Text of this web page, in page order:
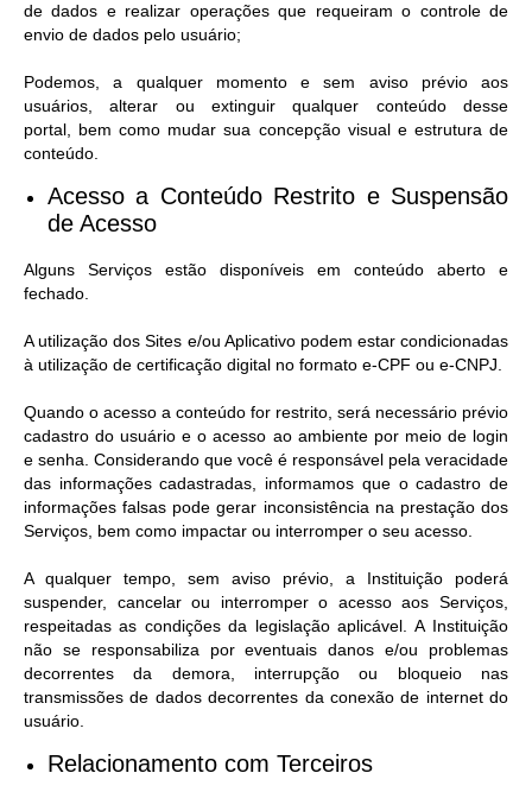
de dados e realizar operações que requeiram o controle de
envio de dados pelo usuário;
Podemos, a qualquer momento e sem aviso prévio aos
usuários, alterar ou extinguir qualquer conteúdo desse
portal, bem como mudar sua concepção visual e estrutura de
conteúdo.
Acesso a Conteúdo Restrito e Suspensão
de Acesso​
Alguns Serviços estão disponíveis em conteúdo aberto e
fechado.
A utilização dos Sites e/ou Aplicativo podem estar condicionadas
à utilização de certificação digital no formato e-CPF ou e-CNPJ.
Quando o acesso a conteúdo for restrito, será necessário prévio
cadastro do usuário e o acesso ao ambiente por meio de login
e senha. Considerando que você é responsável pela veracidade
das informações cadastradas, informamos que o cadastro de
informações falsas pode gerar inconsistência na prestação dos
Serviços, bem como impactar ou interromper o seu acesso.
A qualquer tempo, sem aviso prévio, a Instituição poderá
suspender, cancelar ou interromper o acesso aos Serviços,
respeitadas as condições da legislação aplicável. A Instituição
não se responsabiliza por eventuais danos e/ou problemas
decorrentes da demora, interrupção ou bloqueio nas
transmissões de dados decorrentes da conexão de internet do
usuário.
Relacionamento com Terceiros